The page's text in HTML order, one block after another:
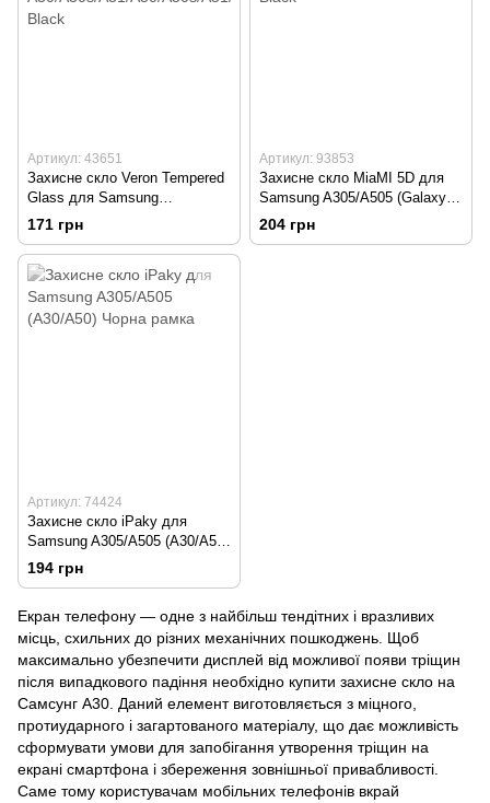
Артикул: 43651
Захисне скло Veron Tempered
Glass для Samsung
A30/A30s/A31/A50/A50s/A51/
M21/M30/M31 Black
171 грн
Артикул: 93853
Захисне скло MiaMI 5D для
Samsung A305/A505 (Galaxy
A30/Galaxy A50) Black
204 грн
Артикул: 74424
Захисне скло iPaky для
Samsung A305/A505 (A30/A50)
Чорна рамка
194 грн
Екран телефону — одне з найбільш тендітних і вразливих
місць, схильних до різних механічних пошкоджень. Щоб
максимально убезпечити дисплей від можливої появи тріщин
після випадкового падіння необхідно купити захисне скло на
Самсунг A30. Даний елемент виготовляється з міцного,
протиударного і загартованого матеріалу, що дає можливість
сформувати умови для запобігання утворення тріщин на
екрані смартфона і збереження зовнішньої привабливості.
Саме тому користувачам мобільних телефонів вкрай